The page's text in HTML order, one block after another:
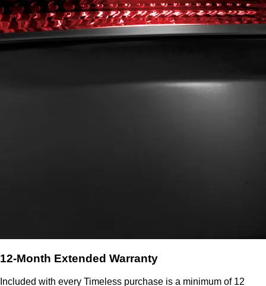
12-Month Extended Warranty
Included with every Timeless purchase is a minimum of 12